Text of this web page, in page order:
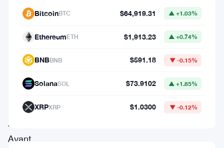
route
ambitieuse
pour
reste
2024.
Ayant
BitcoinBTC $64,919.31 ▲ +1.03%
EthereumETH $1,913.23 ▲ +0.74%
BNBBNB $591.18 ▼ -0.15%
SolanaSOL $73.9102 ▲ +1.85%
XRPXRP $1.0300 ▼ -0.12%